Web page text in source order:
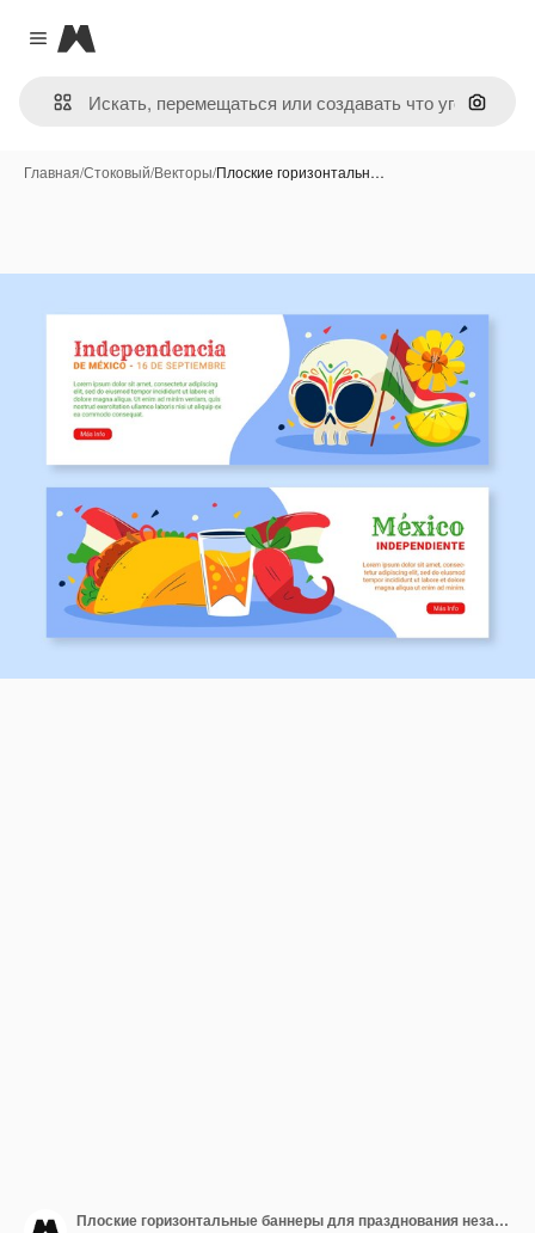
Close menu
Magnific
Поиск
Главная/Стоковый/Векторы/Плоские горизонтальн…
Плоские горизонтальные баннеры для празднования независимости мексики